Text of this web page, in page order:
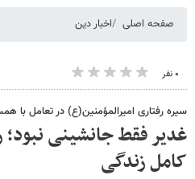
صفحه اصلی اخبار دین
۰ نفر
سیره رفتاری امیرالمؤمنین(ع) در تعامل با
غدیر فقط جانشینی
کامل زندگی